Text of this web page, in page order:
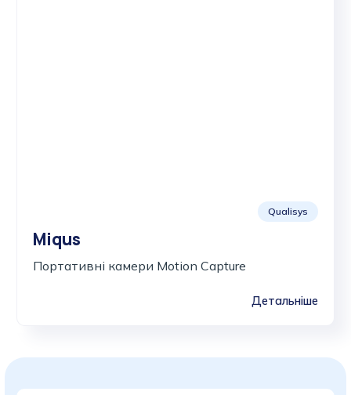
Qualisys
Miqus
Портативні камери Motion Capture
Детальніше